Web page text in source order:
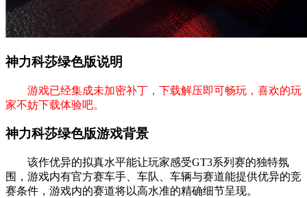
神力科莎绿色版说明
游戏已经集成未加密补丁，下载解压即可畅玩，喜欢的玩
家不妨下载体验吧。
神力科莎绿色版游戏背景
该作优异的拟真水平能让玩家感受GT3系列赛的独特氛
围，游戏内有官方赛车手、车队、车辆与赛道能提供优异的竞
赛条件，游戏内的赛道将以高水准的精确细节呈现。